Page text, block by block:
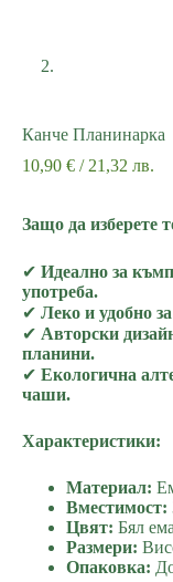
Канче Планинарка
10,90 € / 21,32 лв.
Защо да изберете
✔ Идеално за
употреба.
✔ Леко и удобно
✔ Авторски
планини.
✔ Екологична
чаши.
Характеристики:
Материал:
Вместимост:
Цвят: Бял
Размери:
Опаковка: